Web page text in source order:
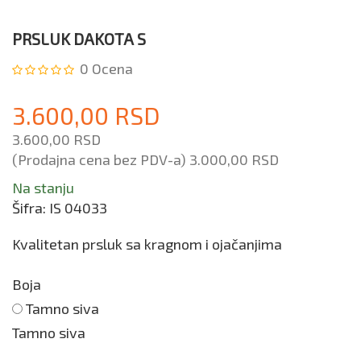
PRSLUK DAKOTA S
0 Ocena
3.600,00 RSD
3.600,00 RSD
(Prodajna cena bez PDV-a) 3.000,00 RSD
Na stanju
Šifra: IS 04033
Kvalitetan prsluk sa kragnom i ojačanjima
Boja
Tamno siva
Tamno siva